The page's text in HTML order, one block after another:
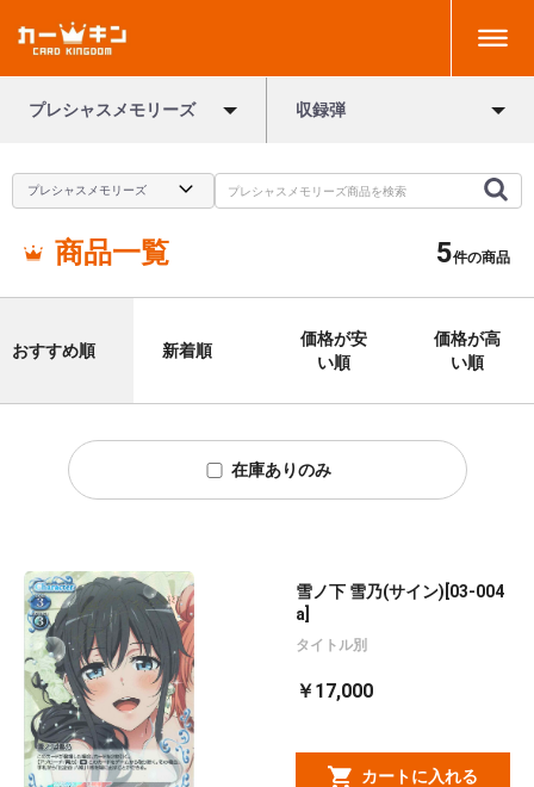
プレシャスメモリーズ 収録弾
商品一覧 5件の商品
おすすめ順 新着順
価格が安
い順
価格が高
い順
在庫ありのみ
雪ノ下 雪乃(サイン)[03-004
a]
タイトル別
￥17,000
カートに入れる